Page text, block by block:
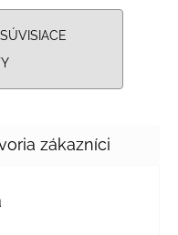
5 z 5 hviezdičiek.